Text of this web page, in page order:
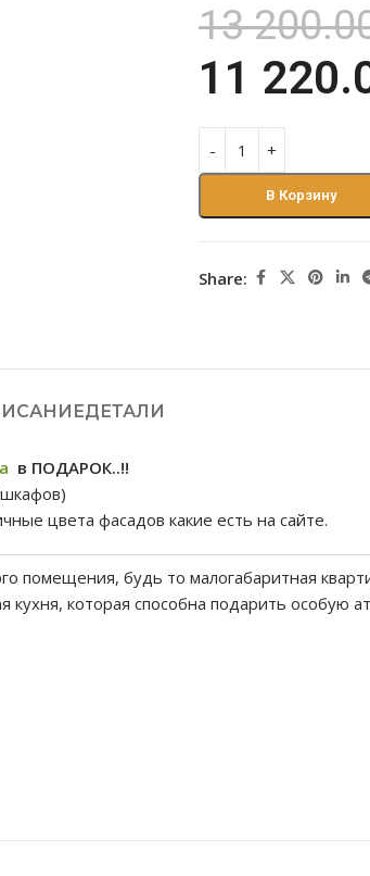
13
11
В Корзину
Share:
ДЕТАЛИ
в ПОДАРОК..!!
цвета фасадов какие есть на сайте.
помещения, будь то малогабаритная
кухня, которая способна подарить особую